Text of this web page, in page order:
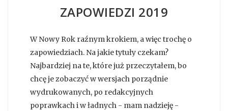
ZAPOWIEDZI 2019
W Nowy Rok raźnym krokiem, a więc trochę o
zapowiedziach. Na jakie tytuły czekam?
Najbardziej na te, które już przeczytałem, bo
chcę je zobaczyć w wersjach porządnie
wydrukowanych, po redakcyjnych
poprawkach i w ładnych - mam nadzieję -